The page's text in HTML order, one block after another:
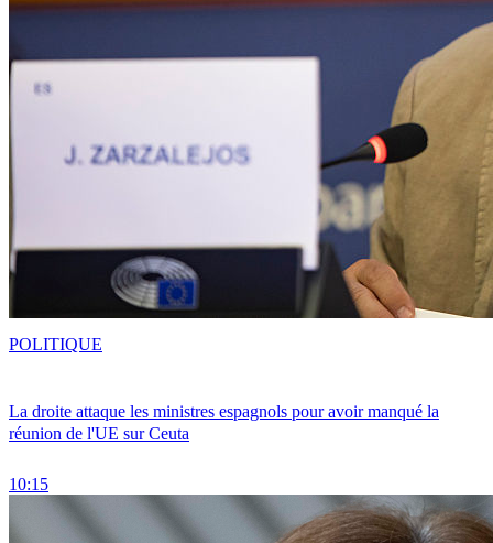
La droite attaque les ministres espagnols pour avoir manqué la
réunion de l'UE sur Ceuta
10:15
POLITIQUE